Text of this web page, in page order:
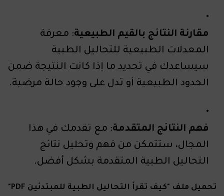
مقارنة النتائج بالقيم الطبيعية: معرفة
المعدلات الطبيعية للتحاليل الطبية
سيساعدك في تحديد ما إذا كانت النتيجة ضمن
الحدود الطبيعية أو تدل على وجود حالة مرضية.
فهم النتائج المتقدمة: مع تقدمك في هذا
المجال، ستتمكن من فهم وتحليل نتائج
التحاليل الطبية المتقدمة بشكل أفضل.
تحميل ملف "كيف تقرأ التحاليل الطبية للمبتدئين PDF"